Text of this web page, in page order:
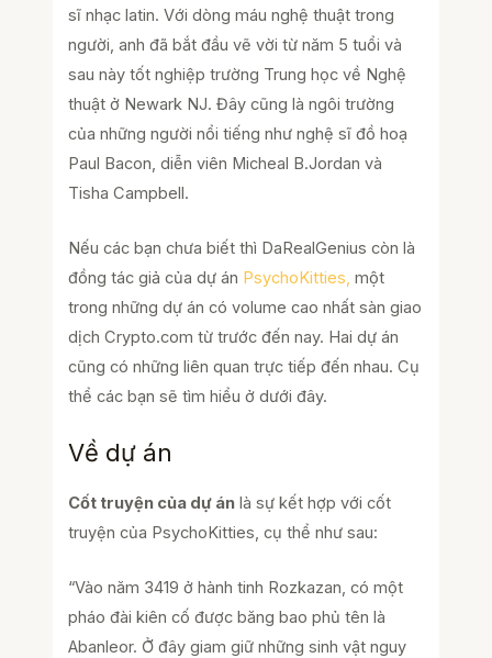
sĩ nhạc latin. Với dòng máu nghệ thuật trong
người, anh đã bắt đầu vẽ vời từ năm 5 tuổi và
sau này tốt nghiệp trường Trung học về Nghệ
thuật ở Newark NJ. Đây cũng là ngôi trường
của những người nổi tiếng như nghệ sĩ đồ hoạ
Paul Bacon, diễn viên Micheal B.Jordan và
Tisha Campbell.
Nếu các bạn chưa biết thì DaRealGenius còn là
đồng tác giả của dự án PsychoKitties, một
trong những dự án có volume cao nhất sàn giao
dịch Crypto.com từ trước đến nay. Hai dự án
cũng có những liên quan trực tiếp đến nhau. Cụ
thể các bạn sẽ tìm hiểu ở dưới đây.
Về dự án
Cốt truyện của dự án là sự kết hợp với cốt
truyện của PsychoKitties, cụ thể như sau:
“Vào năm 3419 ở hành tinh Rozkazan, có một
pháo đài kiên cố được băng bao phủ tên là
Abanleor. Ở đây giam giữ những sinh vật nguy